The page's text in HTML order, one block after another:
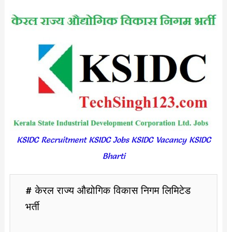
KSIDC Recruitment KSIDC Jobs KSIDC Vacancy KSIDC
Bharti
# केरल राज्य औद्योगिक विकास निगम लिमिटेड
भर्ती